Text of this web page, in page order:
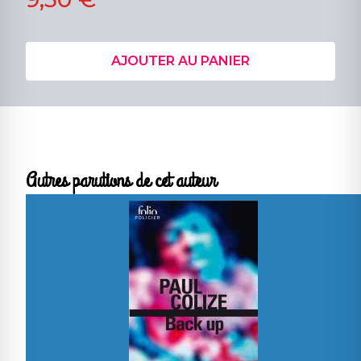
AJOUTER AU PANIER
Autres parutions de cet auteur